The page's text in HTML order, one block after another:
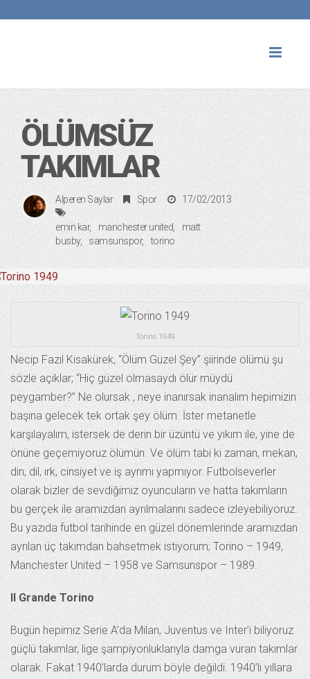
ÖLÜMSÜZ
TAKIMLAR
Alperen Saylar Spor 17/02/2013
emin kar manchester united
matt
busby
samsunspor torino
Torino 1949
Necip Fazıl Kısakürek, “Ölüm Güzel Şey” şiirinde ölümü şu
sözle açıklar; “Hiç güzel olmasaydı ölür müydü
peygamber?” Ne olursak , neye inanırsak inanalım hepimizin
başına gelecek tek ortak şey ölüm. İster metanetle
karşılayalım, istersek de derin bir üzüntü ve yıkım ile, yine de
önüne geçemiyoruz ölümün. Ve ölüm tabi ki zaman, mekan,
din, dil, ırk, cinsiyet ve iş ayrımı yapmıyor. Futbolseverler
olarak bizler de sevdiğimiz oyuncuların ve hatta takımların
bu gerçek ile aramızdan ayrılmalarını sadece izleyebiliyoruz.
Bu yazıda futbol tarihinde en güzel dönemlerinde aramızdan
ayrılan üç takımdan bahsetmek istiyorum; Torino – 1949,
Manchester United – 1958 ve Samsunspor – 1989.
Il Grande Torino
Bugün hepimiz Serie A’da Milan, Juventus ve Inter’i biliyoruz
güçlü takımlar, lige şampiyonluklarıyla damga vuran takımlar
olarak. Fakat 1940’larda durum böyle değildi. 1940’lı yıllara